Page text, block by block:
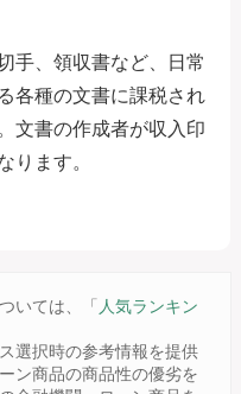
手、領収書など、日常
各種の文書に課税され
文書の作成者が収入印
ます。
いては、「 人気ランキン
選択時の参考情報を提供
ン商品の商品性の優劣を